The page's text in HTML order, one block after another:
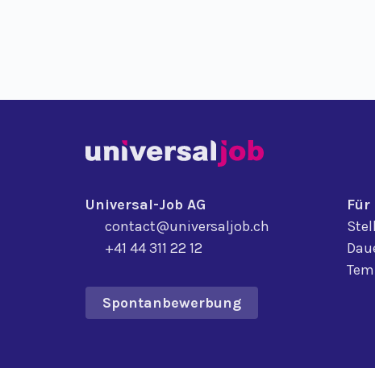
Universal-Job AG
contact@universaljob.ch
+41 44 311 22 12
Spontanbewerbung
Für